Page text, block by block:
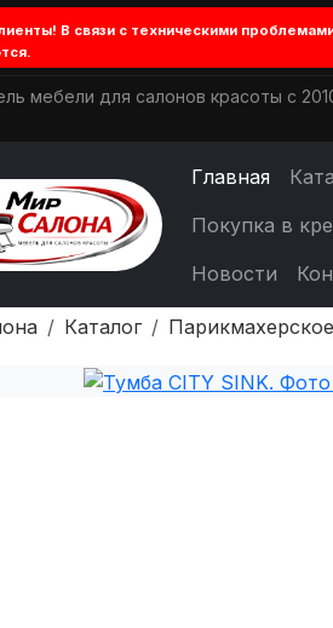
В связи с техническими
мебели для салонов красоты с
Главная
Покупка в
Новости
Каталог